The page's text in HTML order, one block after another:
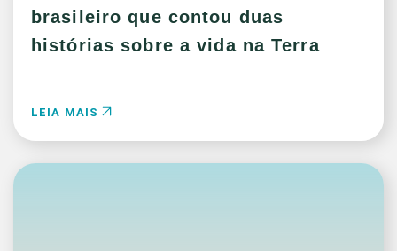
brasileiro que contou duas
histórias sobre a vida na Terra
LEIA MAIS